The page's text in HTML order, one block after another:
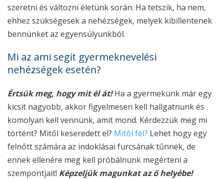
szeretni és változni életünk során. Ha tetszik, ha nem,
ehhez szükségesek a nehézségek, melyek kibillentenek
bennünket az egyensúlyunkból.
Mi az ami segít gyermeknevelési
nehézségek esetén?
Értsük meg, hogy mit él át!Ha a gyermekünk már egy
kicsit nagyobb, akkor figyelmesen kell hallgatnunk és
komolyan kell vennünk, amit mond. Kérdezzük meg mi
történt? Mitől keseredett el? Mitől fél? Lehet hogy egy
felnőtt számára az indoklásai furcsának tűnnek, de
ennek ellenére meg kell próbálnunk megérteni a
szempontjait! Képzeljük magunkat az ő helyébe!